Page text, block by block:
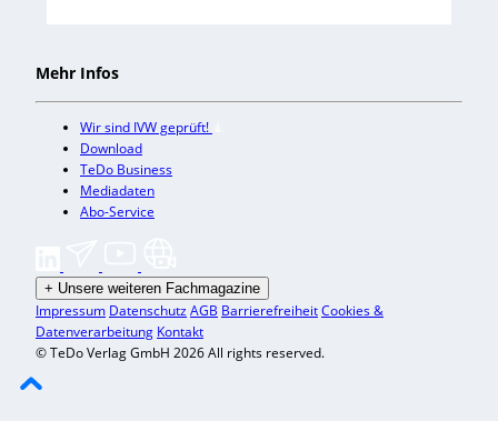
Mehr Infos
Wir sind IVW geprüft!
Download
TeDo Business
Mediadaten
Abo-Service
+ Unsere weiteren Fachmagazine
Impressum DatenschutzAGB BarrierefreiheitCookies &
Datenverarbeitung Kontakt
© TeDo Verlag GmbH 2026 All rights reserved.